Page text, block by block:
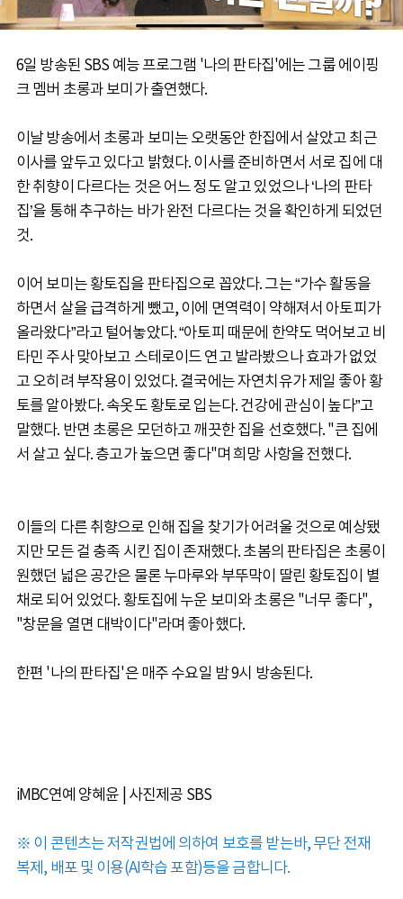
6일 방송된 SBS 예능 프로그램 '나의 판타집'에는 그룹 에이핑
크 멤버 초롱과 보미가 출연했다.
이날 방송에서 초롱과 보미는 오랫동안 한집에서 살았고 최근
이사를 앞두고 있다고 밝혔다. 이사를 준비하면서 서로 집에 대
한 취향이 다르다는 것은 어느 정도 알고 있었으나 ‘나의 판타
집’을 통해 추구하는 바가 완전 다르다는 것을 확인하게 되었던
것.
이어 보미는 황토집을 판타집으로 꼽았다. 그는 “가수 활동을
하면서 살을 급격하게 뺐고, 이에 면역력이 약해져서 아토피가
올라왔다”라고 털어놓았다. “아토피 때문에 한약도 먹어보고 비
타민 주사 맞아보고 스테로이드 연고 발라봤으나 효과가 없었
고 오히려 부작용이 있었다. 결국에는 자연치유가 제일 좋아 황
토를 알아봤다. 속옷도 황토로 입는다. 건강에 관심이 높다”고
말했다. 반면 초롱은 모던하고 깨끗한 집을 선호했다. "큰 집에
서 살고 싶다. 층고가 높으면 좋다"며 희망 사항을 전했다.
이들의 다른 취향으로 인해 집을 찾기가 어려울 것으로 예상됐
지만 모든 걸 충족 시킨 집이 존재했다. 초봄의 판타집은 초롱이
원했던 넓은 공간은 물론 누마루와 부뚜막이 딸린 황토집이 별
채로 되어 있었다. 황토집에 누운 보미와 초롱은 "너무 좋다",
"창문을 열면 대박이다"라며 좋아했다.
한편 '나의 판타집'은 매주 수요일 밤 9시 방송된다.
iMBC연예 양혜윤 | 사진제공 SBS
※ 이 콘텐츠는 저작권법에 의하여 보호를 받는바, 무단 전재
복제, 배포 및 이용(AI학습 포함)등을 금합니다.